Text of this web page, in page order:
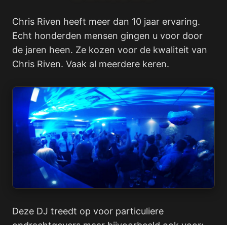
Chris Riven heeft meer dan 10 jaar ervaring.
Echt honderden mensen gingen u voor door
de jaren heen. Ze kozen voor de kwaliteit van
Chris Riven. Vaak al meerdere keren.
Deze DJ treedt op voor particuliere